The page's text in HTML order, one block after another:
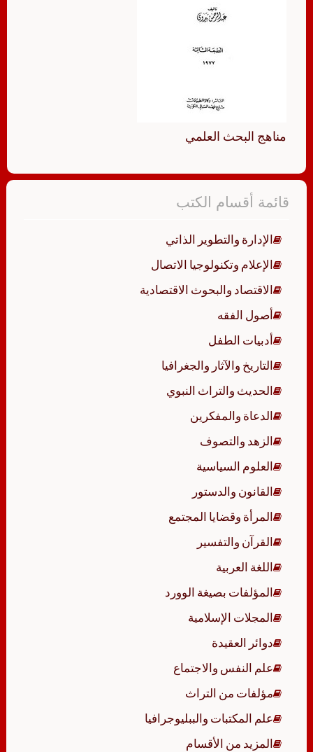
مناهج البحث العلمي
قائمة أقسام الكتب
الإدارة والتطوير الذاتي
الإعلام وتكنولوجيا الاتصال
الاقتصاد والبحوث الاقتصادية
أصول الفقه
أدبيات الطفل
التاريخ والآثار والجغرافيا
الحديث والتراث النبوي
الدعاة والمفكرين
الزهد والتصوف
العلوم السياسية
القانون والدستور
المرأة وقضايا المجتمع
القرآن والتفسير
اللغة العربية
المؤلفات بصيغة الوورد
المجلات الإسلامية
دوائر العقيدة
علم النفس والاجتماع
مؤلفات من التراث
علم المكتبات والببليوجرافيا
المزيد من الأقسام